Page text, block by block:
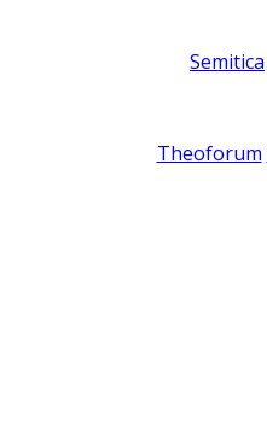
Semitica
Theoforum